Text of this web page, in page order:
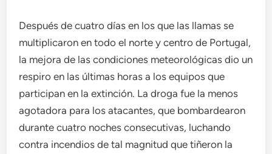
Después de cuatro días en los que las llamas se
multiplicaron en todo el norte y centro de Portugal,
la mejora de las condiciones meteorológicas dio un
respiro en las últimas horas a los equipos que
participan en la extinción. La droga fue la menos
agotadora para los atacantes, que bombardearon
durante cuatro noches consecutivas, luchando
contra incendios de tal magnitud que tiñeron la